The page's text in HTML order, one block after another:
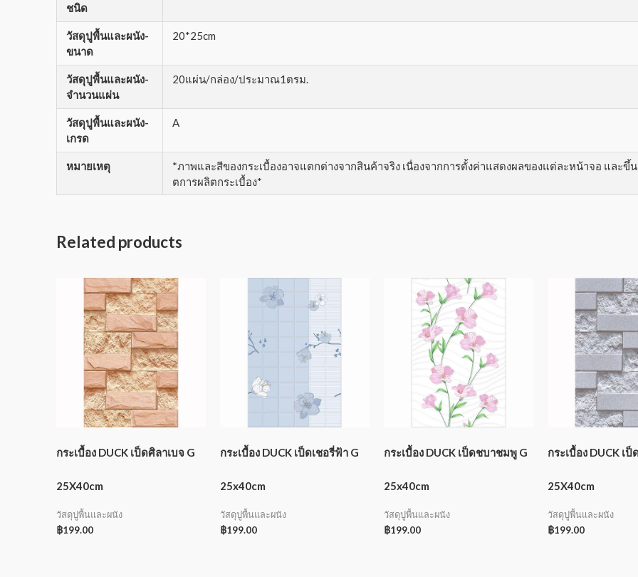
ชนิด
วัสดุปูพื้นและผนัง-
ขนาด
20*25cm
วัสดุปูพื้นและผนัง-
จำนวนแผ่น
20แผ่น/กล่อง/ประมาณ1ตรม.
วัสดุปูพื้นและผนัง-
เกรด
A
หมายเหตุ
*ภาพและสีของกระเบื้องอาจแตกต่างจากสินค้าจริง เนื่องจากการตั้งค่าแสดงผลของแต่ละหน้าจอ และขึ้
ตการผลิตกระเบื้อง*
Related products
กระเบื้อง DUCK เป็ดศิลาเบจ G
25X40cm
วัสดุปูพื้นและผนัง
฿199.00
กระเบื้อง DUCK เป็ดเชอรี่ฟ้า G
25x40cm
วัสดุปูพื้นและผนัง
฿199.00
กระเบื้อง DUCK เป็ดชบาชมพู G
25x40cm
วัสดุปูพื้นและผนัง
฿199.00
กระเบื้อง DUCK เ
25X40cm
วัสดุปูพื้นและผนัง
฿199.00